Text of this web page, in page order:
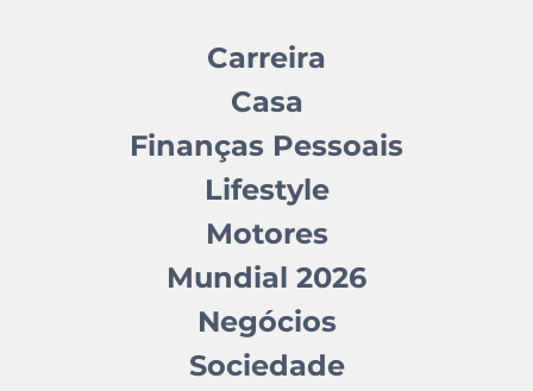
Carreira
Casa
Finanças Pessoais
Lifestyle
Motores
Mundial 2026
Negócios
Sociedade